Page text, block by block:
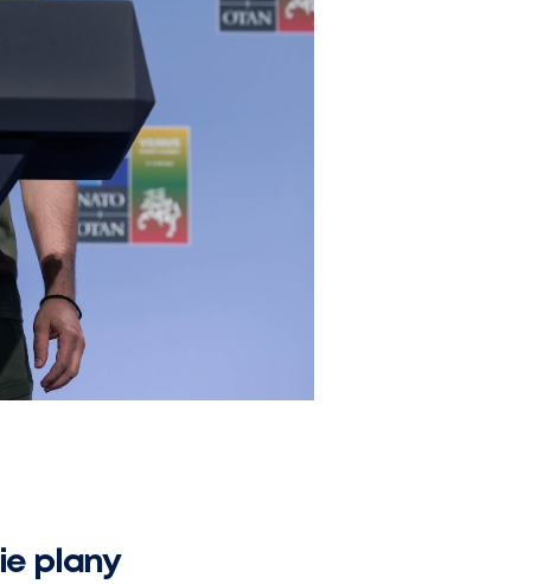
plany